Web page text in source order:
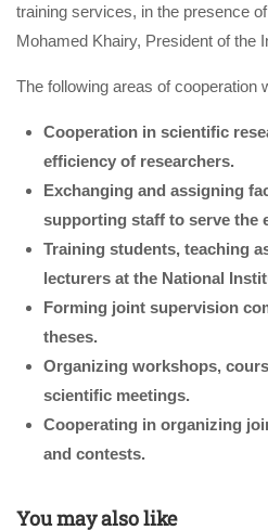
training services, in the presence
Mohamed Khairy, President of the
The following areas of cooperation
Cooperation in scientific
efficiency of researchers.
Exchanging and assigning
supporting staff to serve the
Training students, teaching
lecturers at the National
Forming joint supervision
theses.
Organizing workshops,
scientific meetings.
Cooperating in organizing
and contests.
You may also like